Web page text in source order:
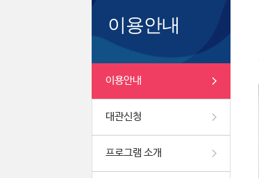
이용안내
이용안내
대관신청
프로그램 소개